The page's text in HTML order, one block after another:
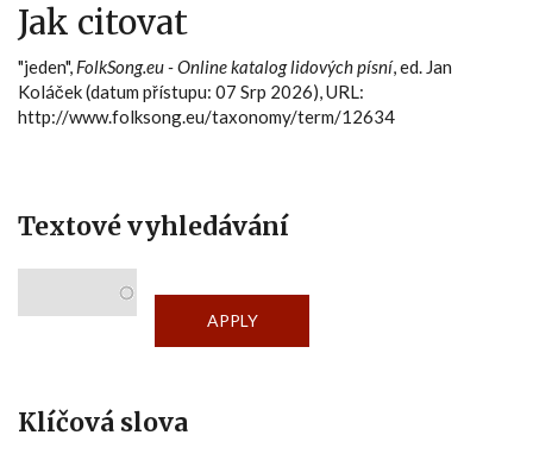
Jak citovat
"jeden", FolkSong.eu - Online katalog lidových písní, ed. Jan
Koláček (datum přístupu: 07 Srp 2026), URL:
http://www.folksong.eu/taxonomy/term/12634
Textové vyhledávání
Klíčová slova